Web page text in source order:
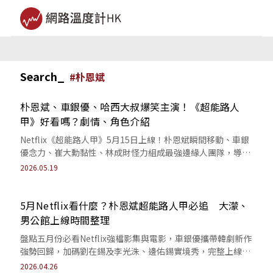
Search_ #朴恩斌
朴恩斌、車銀優、哈西大叔爆笑主演！《超能路人
甲》好看嗎？劇情、角色介紹
Netflix《超能路人甲》5月15日上線！朴恩斌瞬間移動、車銀
優念力、崔大勳黏性、林成財怪力組成最強邊緣人團隊，導演
幕後訪談、劇情卡司看點懶人包。
2026.05.19
5月Netflix看什麼？朴恩斌超能路人甲必追 大濛、
男公館上線時間整理
盤點五月份必看Netflix強檔影集與電影，車銀優攜帶韓劇新作
強勢回歸，加碼劉在錫及李光洙、邊佑錫實境秀，完整上線日
期懶人包一次為您公開！
2026.04.26